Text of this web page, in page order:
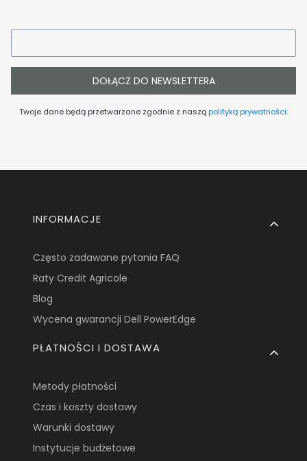
DOŁĄCZ DO NEWSLETTERA
Twoje dane będą przetwarzane zgodnie z nasząpolityką prywatności.
Linki w stopce
INFORMACJE
Często zadawane pytania FAQ
Raty Credit Agricole
Blog
Wycena gwarancji Dell PowerEdge
PŁATNOŚCI I DOSTAWA
Metody płatności
Czas i koszty dostawy
Warunki dostawy
Instytucje budżetowe